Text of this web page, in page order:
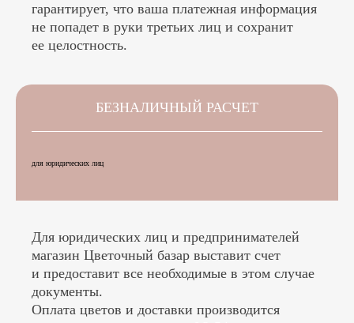
гарантирует, что ваша платежная информация
не попадет в руки третьих лиц и сохранит
ее целостность.
БЕЗНАЛИЧНЫЙ РАСЧЕТ
для юридических лиц
Для юридических лиц и предпринимателей
магазин Цветочный базар выставит счет
и предоставит все необходимые в этом случае
документы.
Оплата цветов и доставки производится